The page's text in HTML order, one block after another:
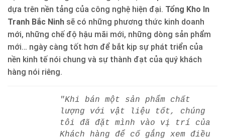
dựa trên nền tảng của công nghệ hiện đại. Tổng Kho In
Tranh Bắc Ninh sẽ có những phương thức kinh doanh
mới, những chế độ hậu mãi mới, những dòng sản phẩm
mới… ngày càng tốt hơn để bắt kịp sự phát triển của
nền kinh tế nói chung và sự thành đạt của quý khách
hàng nói riêng.
"Khi bán một sản phẩm chất
lượng với vật liệu tốt, chúng
tôi đã đặt mình vào vị trí của
Khách hàng để cố gắng xem điều